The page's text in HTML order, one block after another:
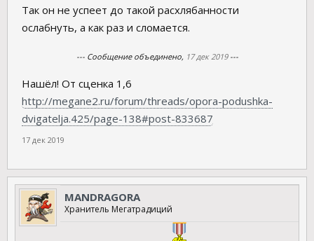
затягиваю даже маленьким воротком сильнее.
А как вы думаете, каждый слесарь будет его тянуть
дин.ключом как положено или просто по своему опыту
ЗАТЯГИВАЕТ столь важный крепеж.
Так он не успеет до такой расхлябанности
ослабнуть, а как раз и сломается.
--- Сообщение объединено, 17 дек 2019---
Нашёл! От сценка 1,6
http://megane2.ru/forum/threads/opora-podushka-
dvigatelja.425/page-138#post-833687
17 дек 2019
MANDRAGORA
Хранитель Мегатрадиций